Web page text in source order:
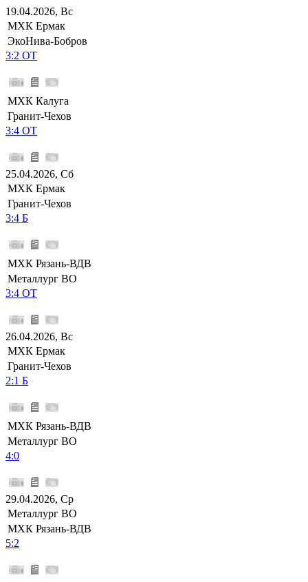
19.04.2026, Вс
МХК Ермак
ЭкоНива-Бобров
3:2 ОТ
МХК Калуга
Гранит-Чехов
3:4 ОТ
25.04.2026, Сб
МХК Ермак
Гранит-Чехов
3:4 Б
МХК Рязань-ВДВ
Металлург ВО
3:4 ОТ
26.04.2026, Вс
МХК Ермак
Гранит-Чехов
2:1 Б
МХК Рязань-ВДВ
Металлург ВО
4:0
29.04.2026, Ср
Металлург ВО
МХК Рязань-ВДВ
5:2